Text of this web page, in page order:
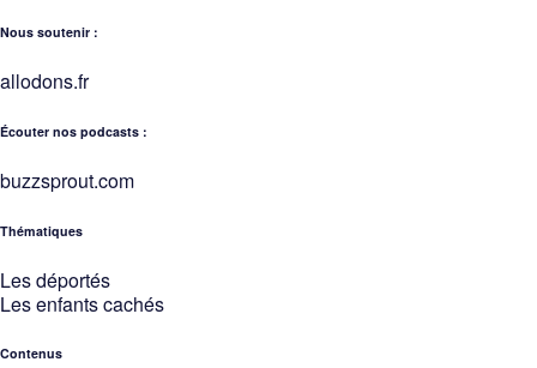
Nous soutenir :
allodons.fr
Écouter nos podcasts :
buzzsprout.com
Thématiques
Les déportés
Les enfants cachés
Contenus